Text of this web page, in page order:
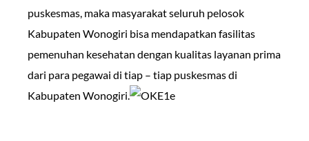
puskesmas, maka masyarakat seluruh pelosok
Kabupaten Wonogiri bisa mendapatkan fasilitas
pemenuhan kesehatan dengan kualitas layanan prima
dari para pegawai di tiap – tiap puskesmas di
Kabupaten Wonogiri.